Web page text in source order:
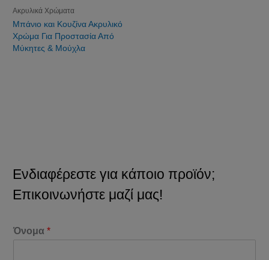
Ακρυλικά Χρώματα
Μπάνιο και Κουζίνα Ακρυλικό
Χρώμα Για Προστασία Από
Μύκητες & Μούχλα
Ενδιαφέρεστε για κάποιο προϊόν;
Επικοινωνήστε μαζί μας!
Όνομα*